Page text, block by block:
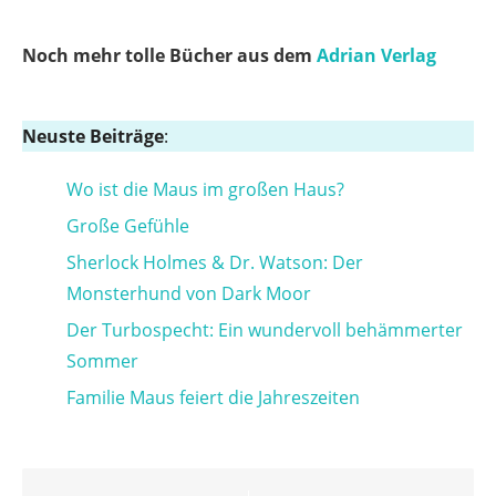
Noch mehr tolle Bücher aus dem Adrian Verlag
Neuste Beiträge:
Wo ist die Maus im großen Haus?
Große Gefühle
Sherlock Holmes & Dr. Watson: Der
Monsterhund von Dark Moor
Der Turbospecht: Ein wundervoll behämmerter
Sommer
Familie Maus feiert die Jahreszeiten